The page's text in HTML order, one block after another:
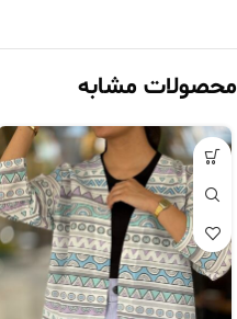
محصولات مشابه